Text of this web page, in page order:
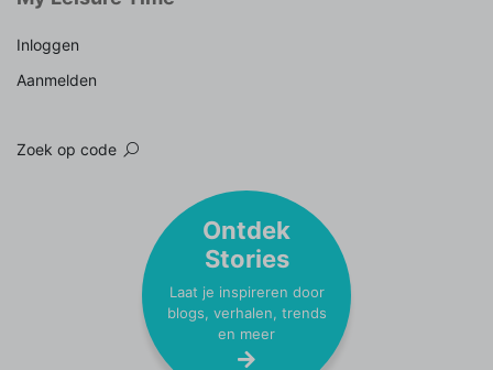
Inloggen
Aanmelden
Zoek op code
Ontdek
Stories
Laat je inspireren door
blogs, verhalen, trends
en meer